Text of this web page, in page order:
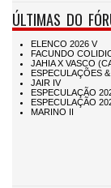
ÚLTIMAS DO